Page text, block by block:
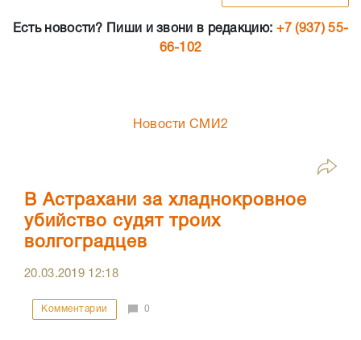
Есть новости? Пиши и звони в редакцию: +7 (937) 55-
66-102
Новости СМИ2
В Астрахани за хладнокровное
убийство судят троих
волгоградцев
20.03.2019 12:18
Комментарии 0